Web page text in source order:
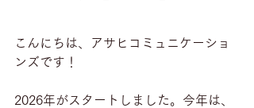
こんにちは、アサヒコミュニケーショ
ンズです！
2026年がスタートしました。今年は、